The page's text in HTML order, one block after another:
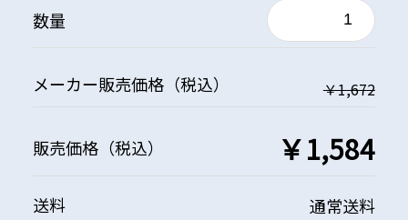
数量
メーカー販売価格（税込） ￥1,672
販売価格（税込） ￥1,584
送料 通常送料